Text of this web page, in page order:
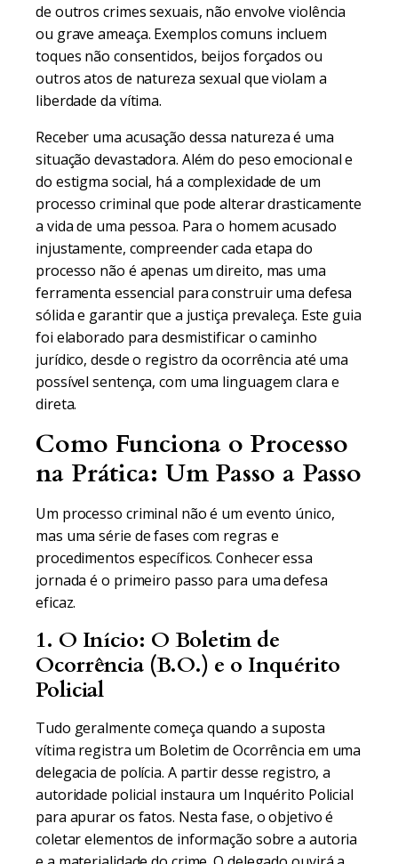
de outros crimes sexuais, não envolve violência
ou grave ameaça. Exemplos comuns incluem
toques não consentidos, beijos forçados ou
outros atos de natureza sexual que violam a
liberdade da vítima.
Receber uma acusação dessa natureza é uma
situação devastadora. Além do peso emocional e
do estigma social, há a complexidade de um
processo criminal que pode alterar drasticamente
a vida de uma pessoa. Para o homem acusado
injustamente, compreender cada etapa do
processo não é apenas um direito, mas uma
ferramenta essencial para construir uma defesa
sólida e garantir que a justiça prevaleça. Este guia
foi elaborado para desmistificar o caminho
jurídico, desde o registro da ocorrência até uma
possível sentença, com uma linguagem clara e
direta.
Como Funciona o Processo
na Prática: Um Passo a Passo
Um processo criminal não é um evento único,
mas uma série de fases com regras e
procedimentos específicos. Conhecer essa
jornada é o primeiro passo para uma defesa
eficaz.
1. O Início: O Boletim de
Ocorrência (B.O.) e o Inquérito
Policial
Tudo geralmente começa quando a suposta
vítima registra um Boletim de Ocorrência em uma
delegacia de polícia. A partir desse registro, a
autoridade policial instaura um Inquérito Policial
para apurar os fatos. Nesta fase, o objetivo é
coletar elementos de informação sobre a autoria